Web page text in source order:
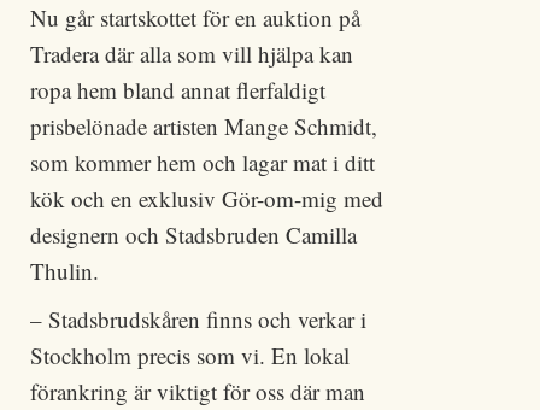
Nu går startskottet för en auktion på
Tradera där alla som vill hjälpa kan
ropa hem bland annat flerfaldigt
prisbelönade artisten Mange Schmidt,
som kommer hem och lagar mat i ditt
kök och en exklusiv Gör-om-mig med
designern och Stadsbruden Camilla
Thulin.
– Stadsbrudskåren finns och verkar i
Stockholm precis som vi. En lokal
förankring är viktigt för oss där man